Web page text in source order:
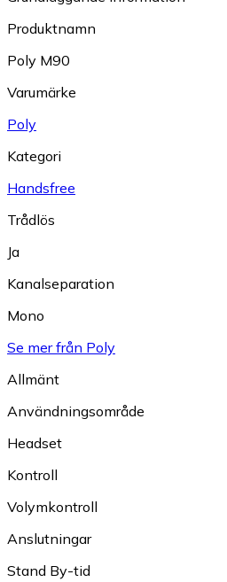
Produktnamn
Poly M90
Varumärke
Poly
Kategori
Handsfree
Trådlös
Ja
Kanalseparation
Mono
Se mer från Poly
Allmänt
Användningsområde
Headset
Kontroll
Volymkontroll
Anslutningar
Stand By-tid